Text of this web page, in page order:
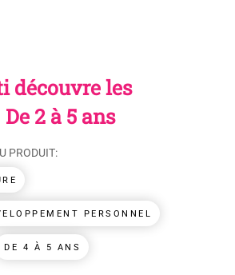
découvre les
2 à 5 ans
PRODUIT:
PERSONNEL
DE 4 À 5 ANS